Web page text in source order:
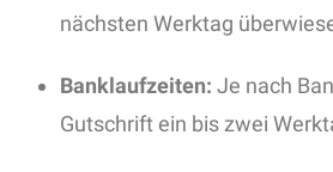
nächsten Werktag
Banklaufzeiten: Je nach
Gutschrift ein bis zwei